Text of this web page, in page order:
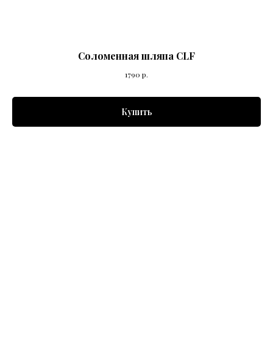
Соломенная шляпа CLF
1790 р.
Купить